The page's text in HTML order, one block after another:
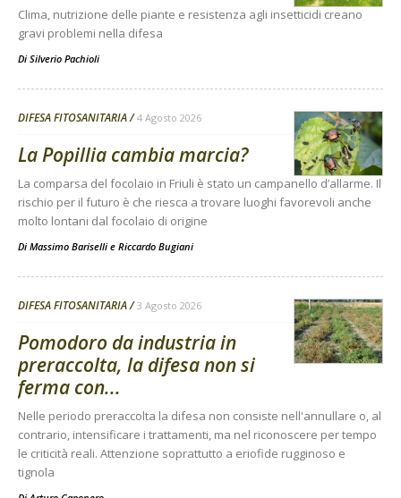
Clima, nutrizione delle piante e resistenza agli insetticidi creano
gravi problemi nella difesa
Di Silverio Pachioli
DIFESA FITOSANITARIA 4 Agosto 2026
La Popillia cambia marcia?
La comparsa del focolaio in Friuli è stato un campanello d’allarme. Il
rischio per il futuro è che riesca a trovare luoghi favorevoli anche
molto lontani dal focolaio di origine
Di Massimo Bariselli e Riccardo Bugiani
DIFESA FITOSANITARIA 3 Agosto 2026
Pomodoro da industria in
preraccolta, la difesa non si
ferma con...
Nelle periodo preraccolta la difesa non consiste nell'annullare o, al
contrario, intensificare i trattamenti, ma nel riconoscere per tempo
le criticità reali. Attenzione soprattutto a eriofide rugginoso e
tignola